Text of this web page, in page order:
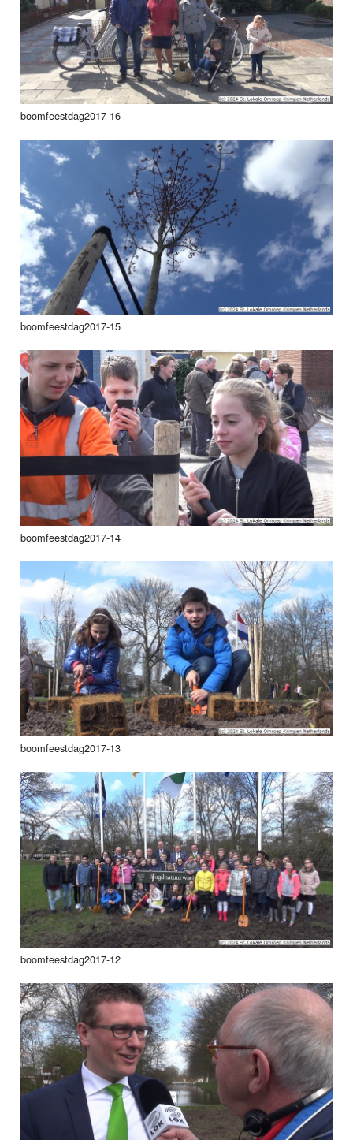
boomfeestdag2017-16
boomfeestdag2017-15
boomfeestdag2017-14
boomfeestdag2017-13
boomfeestdag2017-12